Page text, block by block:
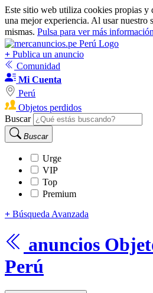
Este sitio web utiliza cookies propias y
una mejor experiencia. Al usar nuestro
mismas. Pulsa para ver más
+ Publica un anuncio
Comunidad
Mi Cuenta
Perú
Objetos perdidos
Buscar
Buscar
Urge
VIP
Top
Premium
+ Búsqueda Avanzada
anuncios
Perú